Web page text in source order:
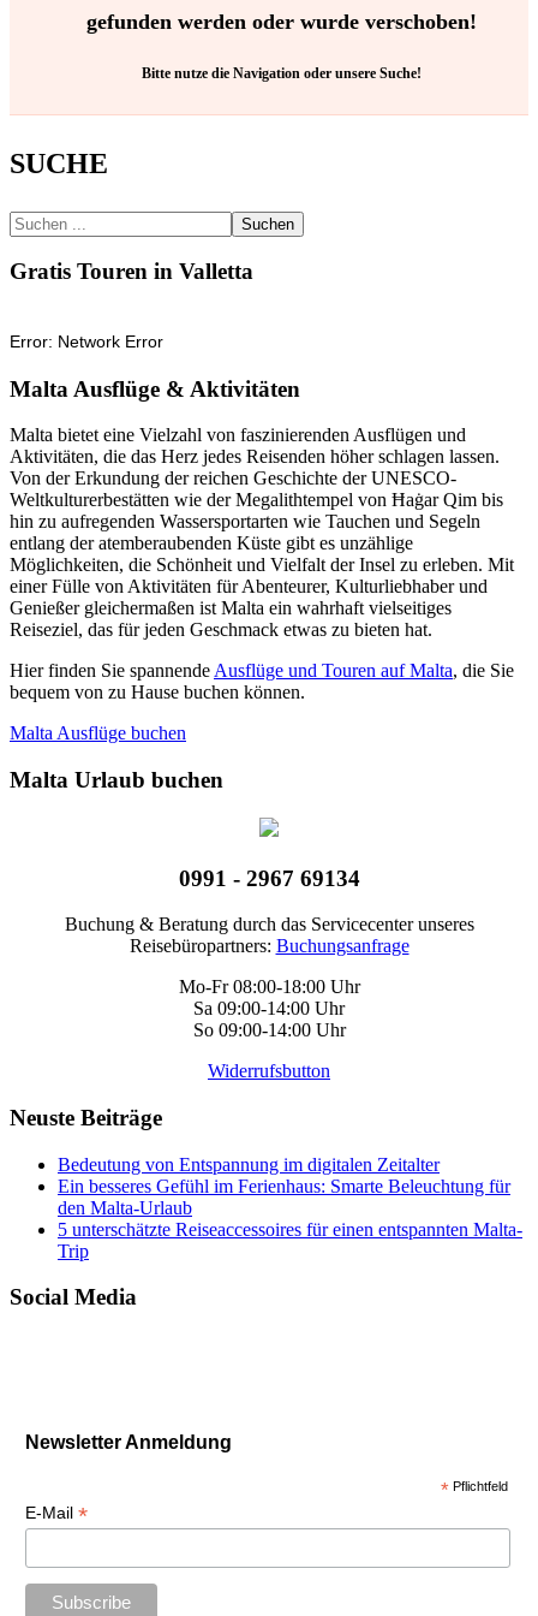
gefunden werden oder wurde verschoben!
Bitte nutze die Navigation oder unsere Suche!
SUCHE
Suchen
Gratis Touren in Valletta
Malta Ausflüge & Aktivitäten
Malta bietet eine Vielzahl von faszinierenden Ausflügen und
Aktivitäten, die das Herz jedes Reisenden höher schlagen lassen.
Von der Erkundung der reichen Geschichte der UNESCO-
Weltkulturerbestätten wie der Megalithtempel von Ħaġar Qim bis
hin zu aufregenden Wassersportarten wie Tauchen und Segeln
entlang der atemberaubenden Küste gibt es unzählige
Möglichkeiten, die Schönheit und Vielfalt der Insel zu erleben. Mit
einer Fülle von Aktivitäten für Abenteurer, Kulturliebhaber und
Genießer gleichermaßen ist Malta ein wahrhaft vielseitiges
Reiseziel, das für jeden Geschmack etwas zu bieten hat.
Hier finden Sie spannendeAusflüge und Touren auf Malta, die Sie
bequem von zu Hause buchen können.
Malta Ausflüge buchen
Malta Urlaub buchen
0991 - 2967 69134
Buchung & Beratung durch das Servicecenter unseres
Reisebüropartners: Buchungsanfrage
Mo-Fr 08:00-18:00 Uhr
Sa 09:00-14:00 Uhr
So 09:00-14:00 Uhr
Widerrufsbutton
Neuste Beiträge
Bedeutung von Entspannung im digitalen Zeitalter
Ein besseres Gefühl im Ferienhaus: Smarte Beleuchtung für
den Malta-Urlaub
5 unterschätzte Reiseaccessoires für einen entspannten Malta-
Trip
Social Media
Newsletter Anmeldung
* Pflichtfeld
E-Mail *